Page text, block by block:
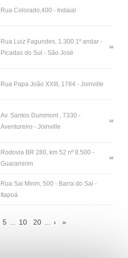
Rua Colorado,400 - Indaial
Rua Luiz Fagundes, 1.300 1º andar -
Picadas do Sul - São José
Rua Papa João XXIII, 1784 - Joinville
Av. Santos Dummont , 7330 -
Aventureiro - Joinville
Rodovia BR 280, km 52 nº 8.500 -
Guaramirim
Rua Sai Mirim, 500 - Barra do Sai -
Itapoá
5 10 20 › »